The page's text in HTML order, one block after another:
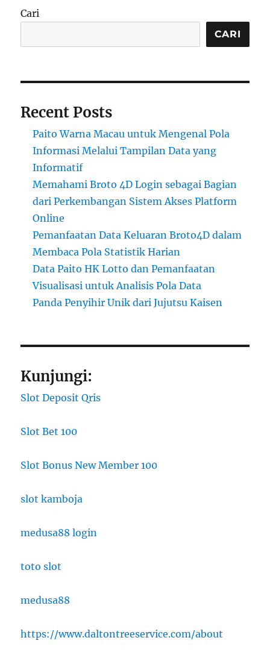
Cari
CARI
Recent Posts
Paito Warna Macau untuk Mengenal Pola
Informasi Melalui Tampilan Data yang
Informatif
Memahami Broto 4D Login sebagai Bagian
dari Perkembangan Sistem Akses Platform
Online
Pemanfaatan Data Keluaran Broto4D dalam
Membaca Pola Statistik Harian
Data Paito HK Lotto dan Pemanfaatan
Visualisasi untuk Analisis Pola Data
Panda Penyihir Unik dari Jujutsu Kaisen
Kunjungi:
Slot Deposit Qris
Slot Bet 100
Slot Bonus New Member 100
slot kamboja
medusa88 login
toto slot
medusa88
https://www.daltontreeservice.com/about